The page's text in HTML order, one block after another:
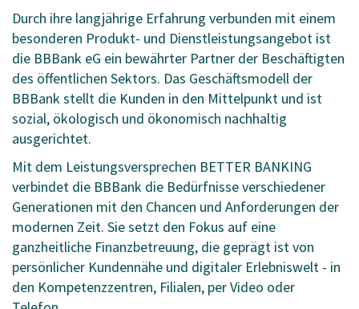
Durch ihre langjährige Erfahrung verbunden mit einem
besonderen Produkt- und Dienstleistungsangebot ist
die BBBank eG ein bewährter Partner der Beschäftigten
des öffentlichen Sektors. Das Geschäftsmodell der
BBBank stellt die Kunden in den Mittelpunkt und ist
sozial, ökologisch und ökonomisch nachhaltig
ausgerichtet.
Mit dem Leistungsversprechen BETTER BANKING
verbindet die BBBank die Bedürfnisse verschiedener
Generationen mit den Chancen und Anforderungen der
modernen Zeit. Sie setzt den Fokus auf eine
ganzheitliche Finanzbetreuung, die geprägt ist von
persönlicher Kundennähe und digitaler Erlebniswelt - in
den Kompetenzzentren, Filialen, per Video oder